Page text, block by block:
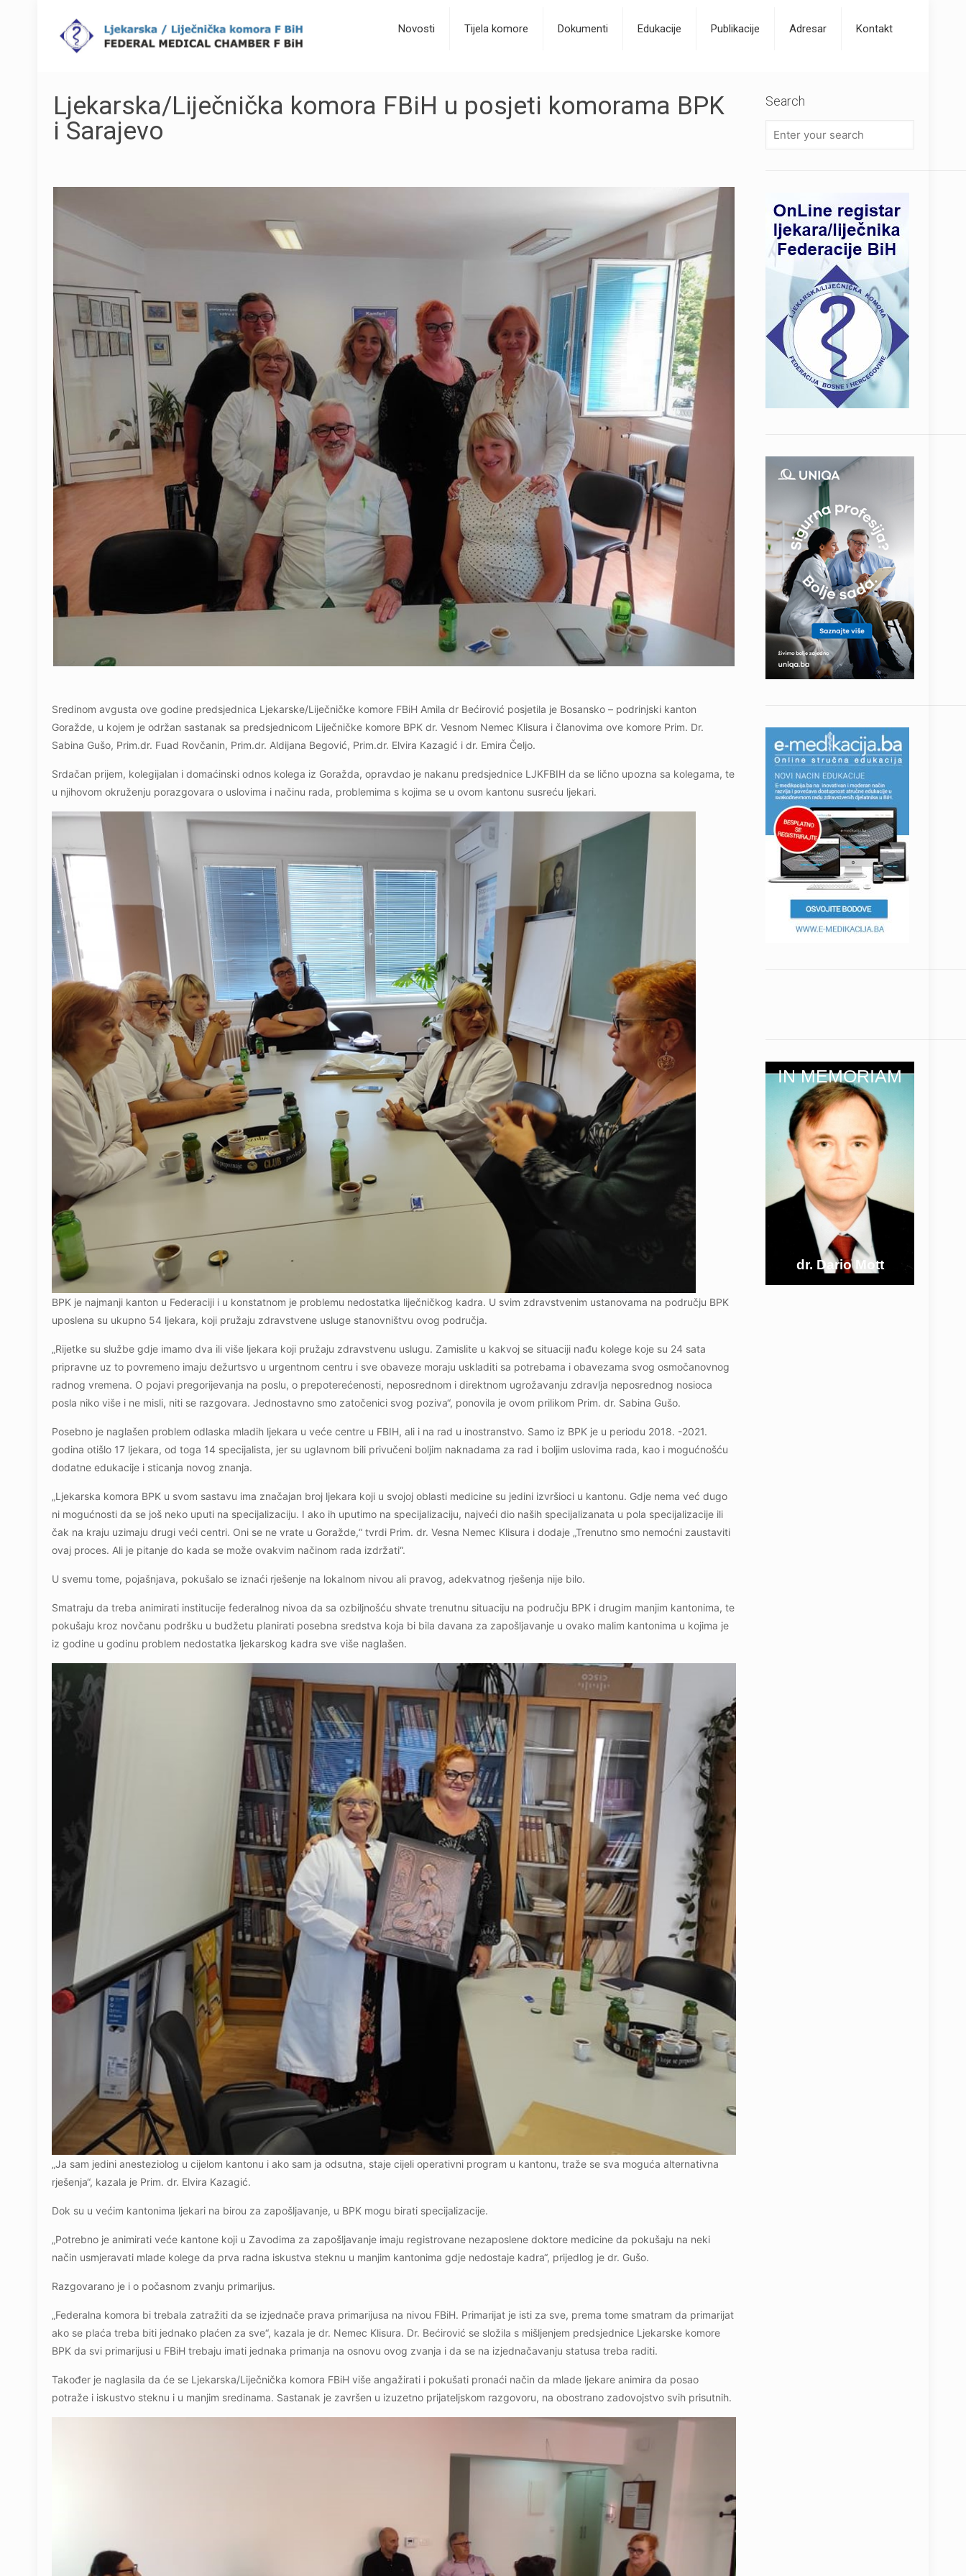
Novosti Tijela komore Dokumenti Edukacije Publikacije Adresar Kontakt
Ljekarska/Liječnička komora FBiH u posjeti komorama BPK
i Sarajevo
Sredinom avgusta ove godine predsjednica Ljekarske/Liječničke komore FBiH Amila dr Bećirović posjetila je Bosansko – podrinjski kanton
Goražde, u kojem je održan sastanak sa predsjednicom Liječničke komore BPK dr. Vesnom Nemec Klisura i članovima ove komore Prim. Dr.
Sabina Gušo, Prim.dr. Fuad Rovčanin, Prim.dr. Aldijana Begović, Prim.dr. Elvira Kazagić i dr. Emira Čeljo.
Srdačan prijem, kolegijalan i domaćinski odnos kolega iz Goražda, opravdao je nakanu predsjednice LJKFBIH da se lično upozna sa kolegama, te
u njihovom okruženju porazgovara o uslovima i načinu rada, problemima s kojima se u ovom kantonu susreću ljekari.
BPK je najmanji kanton u Federaciji i u konstatnom je problemu nedostatka liječničkog kadra. U svim zdravstvenim ustanovama na području BPK
uposlena su ukupno 54 ljekara, koji pružaju zdravstvene usluge stanovništvu ovog područja.
„Rijetke su službe gdje imamo dva ili više ljekara koji pružaju zdravstvenu uslugu. Zamislite u kakvoj se situaciji nađu kolege koje su 24 sata
pripravne uz to povremeno imaju dežurtsvo u urgentnom centru i sve obaveze moraju uskladiti sa potrebama i obavezama svog osmočanovnog
radnog vremena. O pojavi pregorijevanja na poslu, o prepoterećenosti, neposrednom i direktnom ugrožavanju zdravlja neposrednog nosioca
posla niko više i ne misli, niti se razgovara. Jednostavno smo zatočenici svog poziva“, ponovila je ovom prilikom Prim. dr. Sabina Gušo.
Posebno je naglašen problem odlaska mladih ljekara u veće centre u FBIH, ali i na rad u inostranstvo. Samo iz BPK je u periodu 2018. -2021.
godina otišlo 17 ljekara, od toga 14 specijalista, jer su uglavnom bili privučeni boljim naknadama za rad i boljim uslovima rada, kao i mogućnošću
dodatne edukacije i sticanja novog znanja.
„Ljekarska komora BPK u svom sastavu ima značajan broj ljekara koji u svojoj oblasti medicine su jedini izvršioci u kantonu. Gdje nema već dugo
ni mogućnosti da se još neko uputi na specijalizaciju. I ako ih uputimo na specijalizaciju, najveći dio naših specijalizanata u pola specijalizacije ili
čak na kraju uzimaju drugi veći centri. Oni se ne vrate u Goražde,“ tvrdi Prim. dr. Vesna Nemec Klisura i dodaje „Trenutno smo nemoćni zaustaviti
ovaj proces. Ali je pitanje do kada se može ovakvim načinom rada izdržati“.
U svemu tome, pojašnjava, pokušalo se iznaći rješenje na lokalnom nivou ali pravog, adekvatnog rješenja nije bilo.
Smatraju da treba animirati institucije federalnog nivoa da sa ozbiljnošću shvate trenutnu situaciju na području BPK i drugim manjim kantonima, te
pokušaju kroz novčanu podršku u budžetu planirati posebna sredstva koja bi bila davana za zapošljavanje u ovako malim kantonima u kojima je
iz godine u godinu problem nedostatka ljekarskog kadra sve više naglašen.
„Ja sam jedini anesteziolog u cijelom kantonu i ako sam ja odsutna, staje cijeli operativni program u kantonu, traže se sva moguća alternativna
rješenja“, kazala je Prim. dr. Elvira Kazagić.
Dok su u većim kantonima ljekari na birou za zapošljavanje, u BPK mogu birati specijalizacije.
„Potrebno je animirati veće kantone koji u Zavodima za zapošljavanje imaju registrovane nezaposlene doktore medicine da pokušaju na neki
način usmjeravati mlade kolege da prva radna iskustva steknu u manjim kantonima gdje nedostaje kadra“, prijedlog je dr. Gušo.
Razgovarano je i o počasnom zvanju primarijus.
„Federalna komora bi trebala zatražiti da se izjednače prava primarijusa na nivou FBiH. Primarijat je isti za sve, prema tome smatram da primarijat
ako se plaća treba biti jednako plaćen za sve“, kazala je dr. Nemec Klisura. Dr. Bećirović se složila s mišljenjem predsjednice Ljekarske komore
BPK da svi primarijusi u FBiH trebaju imati jednaka primanja na osnovu ovog zvanja i da se na izjednačavanju statusa treba raditi.
Također je naglasila da će se Ljekarska/Liječnička komora FBiH više angažirati i pokušati pronaći način da mlade ljekare animira da posao
potraže i iskustvo steknu i u manjim sredinama. Sastanak je završen u izuzetno prijateljskom razgovoru, na obostrano zadovojstvo svih prisutnih.
Search
dr. Dario Mott
IN MEMORIAM